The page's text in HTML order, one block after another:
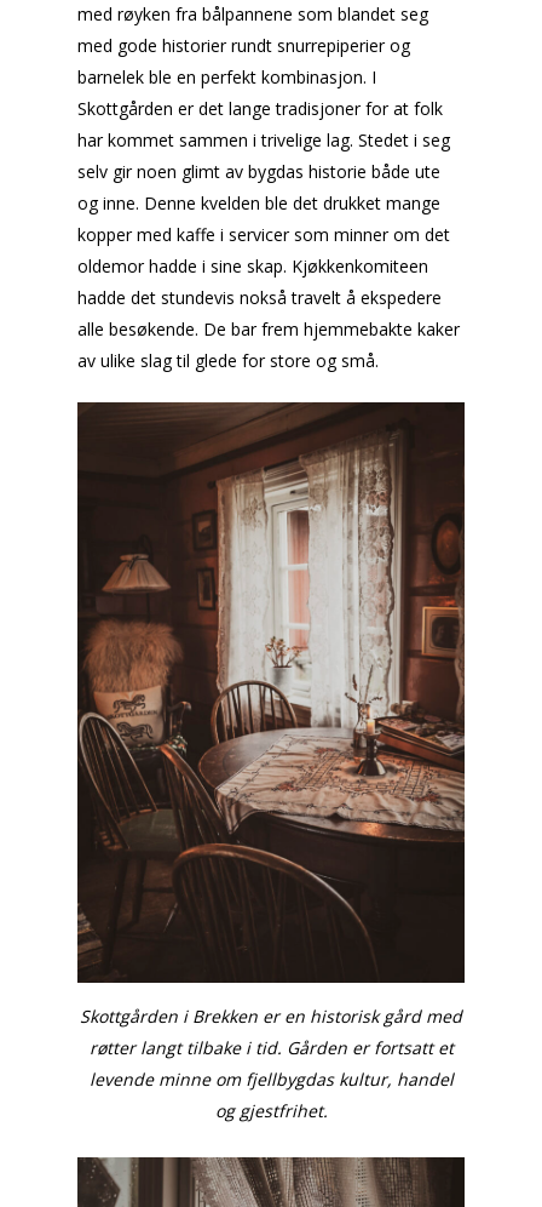
med røyken fra bålpannene som blandet seg
med gode historier rundt snurrepiperier og
barnelek ble en perfekt kombinasjon. I
Skottgården er det lange tradisjoner for at folk
har kommet sammen i trivelige lag. Stedet i seg
selv gir noen glimt av bygdas historie både ute
og inne. Denne kvelden ble det drukket mange
kopper med kaffe i servicer som minner om det
oldemor hadde i sine skap. Kjøkkenkomiteen
hadde det stundevis nokså travelt å ekspedere
alle besøkende. De bar frem hjemmebakte kaker
av ulike slag til glede for store og små.
Skottgården i Brekken er en historisk gård med
røtter langt tilbake i tid. Gården er fortsatt et
levende minne om fjellbygdas kultur, handel
og gjestfrihet.